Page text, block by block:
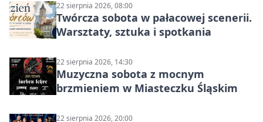
22 sierpnia 2026, 08:00
Twórcza sobota w pałacowej scenerii.
Warsztaty, sztuka i spotkania
22 sierpnia 2026, 14:30
Muzyczna sobota z mocnym
brzmieniem w Miasteczku Śląskim
22 sierpnia 2026, 20:00